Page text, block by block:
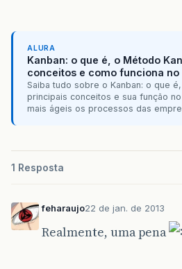
ALURA
Kanban: o que é, o Método
conceitos e como funciona no
Saiba tudo sobre o Kanban: o que
principais conceitos e sua função
mais ágeis os processos das
1 Resposta
feharaujo22 de jan. de 2013
Realmente, uma pena